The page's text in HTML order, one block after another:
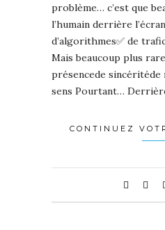
problème… c’est que
l’humain derrière
d’algorithmes✅ de
Mais beaucoup plus
présencede sincéritéde
sens Pourtant…
CONTINUEZ